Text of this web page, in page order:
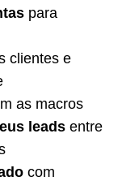
para
clientes e
as macros
leads entre
com